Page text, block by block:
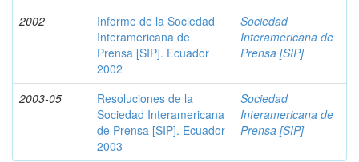
2002
Informe de la Sociedad
Interamericana de
Prensa [SIP]. Ecuador
2002
Sociedad
Interamericana de
Prensa [SIP]
2003-05
Resoluciones de la
Sociedad Interamericana
de Prensa [SIP]. Ecuador
2003
Sociedad
Interamericana de
Prensa [SIP]